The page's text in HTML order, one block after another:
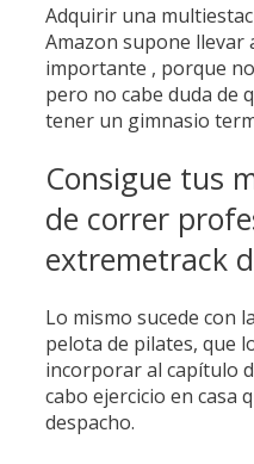
Adquirir una
Amazon supone llevar
importante , porque
pero no cabe duda de
tener un gimnasio
Consigue tus
de correr
extremetrack
Lo mismo sucede con
pelota de pilates, que
incorporar al capítulo
cabo ejercicio en casa
despacho.